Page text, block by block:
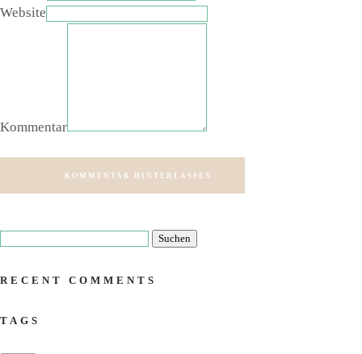
Website
Kommentar
KOMMENTAR HINTERLASSEN
RECENT COMMENTS
TAGS